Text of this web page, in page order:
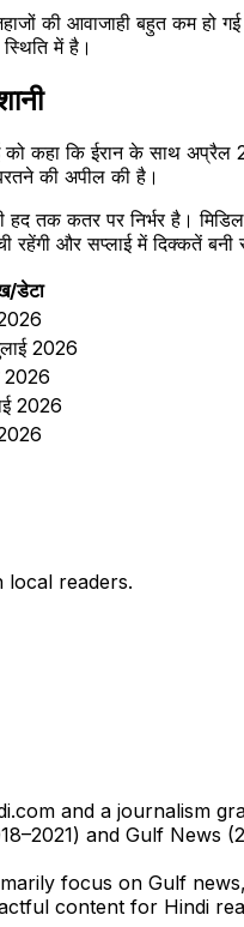
की आवाजाही बहुत कम हो
में है।
को कहा कि ईरान के साथ
की अपील की है।
तक कतर पर निर्भर है।
और सप्लाई में दिक्कतें बनी
डेटा
2026
2026
2026
local readers.
and a journalism
and Gulf News
focus on Gulf
content for Hindi